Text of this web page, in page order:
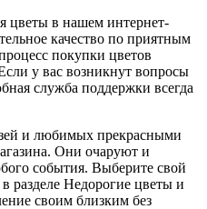
цветы в нашем интернет-
качество по приятным
покупки цветов
у вас возникнут вопросы
служба поддержки всегда
и любимых прекрасными
Они очаруют и
события. Выберите свой
разделе Недорогие цветы и
своим близким без